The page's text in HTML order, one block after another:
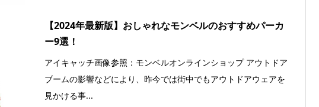
【2024年最新版】おしゃれなモンベルのおすすめパーカ
ー9選！
アイキャッチ画像参照：モンベルオンラインショップ アウトドア
ブームの影響などにより、昨今では街中でもアウトドアウェアを
見かける事...